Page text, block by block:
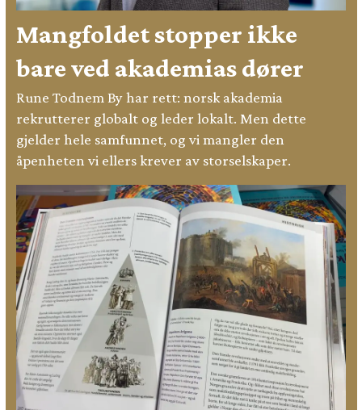
Mangfoldet stopper ikke
bare ved akademias dører
Rune Todnem By har rett: norsk akademia
rekrutterer globalt og leder lokalt. Men dette
gjelder hele samfunnet, og vi mangler den
åpenheten vi ellers krever av storselskaper.